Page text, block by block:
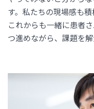
す。私たちの現場感も
これからも一緒に患者
つ進めながら、課題を